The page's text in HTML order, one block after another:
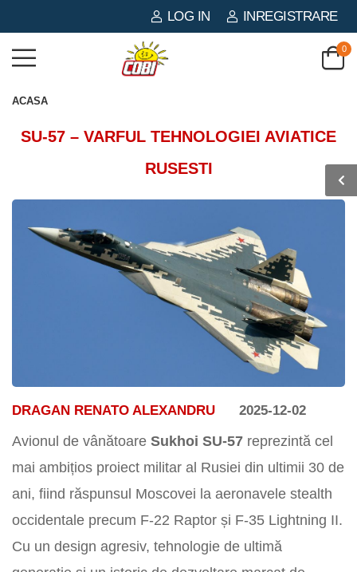
LOG IN INREGISTRARE
0
ACASA
SU-57 – VARFUL TEHNOLOGIEI AVIATICE
RUSESTI
DRAGAN RENATO ALEXANDRU 2025-12-02
Avionul de vânătoare Sukhoi SU-57 reprezintă cel
mai ambițios proiect militar al Rusiei din ultimii 30 de
ani, fiind răspunsul Moscovei la aeronavele stealth
occidentale precum F-22 Raptor și F-35 Lightning II.
Cu un design agresiv, tehnologie de ultimă